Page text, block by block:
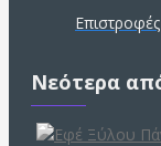
Επιστροφές
Νεότερα